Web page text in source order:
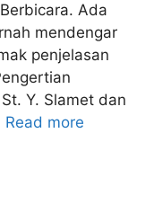
Ada
mendengar
penjelasan
Y. Slamet dan
Read more